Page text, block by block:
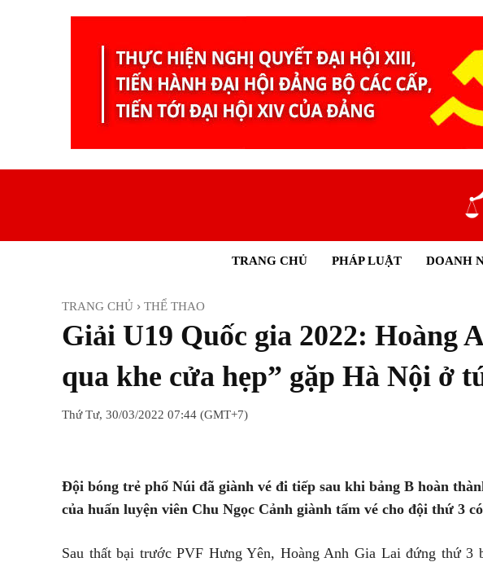
TRANG CHỦ PHÁP LUẬT DOANH
TRANG CHỦ THỂ THAO
Giải U19 Quốc gia 2022: Hoàng
qua khe cửa hẹp” gặp Hà Nội ở
Thứ Tư, 30/03/2022 07:44 (GMT+7)
Đội bóng trẻ phố Núi đã giành vé đi tiếp sau khi bảng B hoàn
của huấn luyện viên Chu Ngọc Cảnh giành tấm vé cho đội thứ 3
Sau thất bại trước PVF Hưng Yên, Hoàng Anh Gia Lai đứng thứ 3